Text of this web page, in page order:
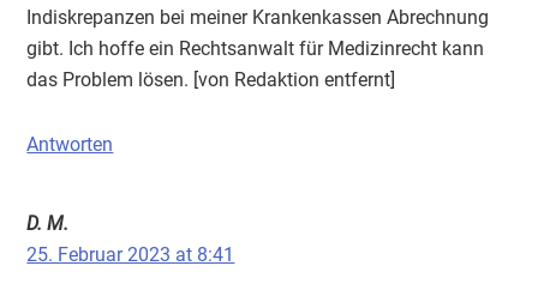
Indiskrepanzen bei meiner Krankenkassen Abrechnung
gibt. Ich hoffe ein Rechtsanwalt für Medizinrecht kann
das Problem lösen. [von Redaktion entfernt]
Antworten
D. M.
25. Februar 2023 at 8:41